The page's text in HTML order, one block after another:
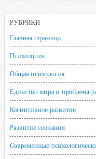
РУБРИКИ
Главная страница
Психология
Общая психология
Единство мира и проблема
Когнитивное развитие
Развитие сознания
Современные